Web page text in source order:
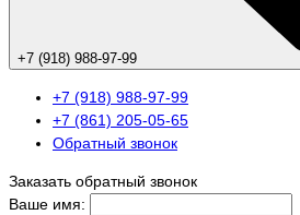
+7 (918) 988-97-99
+7 (918) 988-97-99
+7 (861) 205-05-65
Обратный звонок
Заказать обратный звонок
Ваше имя: